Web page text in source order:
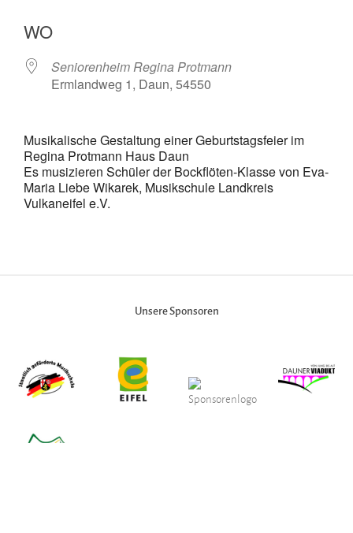
WO
Seniorenheim Regina Protmann
Ermlandweg 1, Daun, 54550
Musikalische Gestaltung einer Geburtstagsfeier im
Regina Protmann Haus Daun
Es musizieren Schüler der Bockflöten-Klasse von Eva-
Maria Liebe Wikarek, Musikschule Landkreis
Vulkaneifel e.V.
Unsere Sponsoren